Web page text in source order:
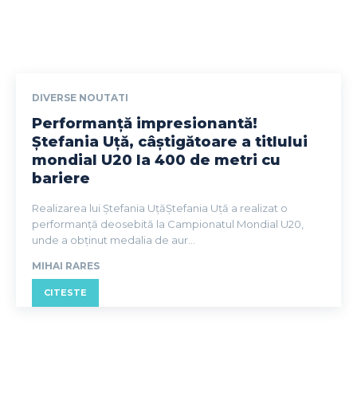
DIVERSE NOUTATI
Performanță impresionantă!
Ștefania Uță, câștigătoare a titlului
mondial U20 la 400 de metri cu
bariere
Realizarea lui Ștefania UțăȘtefania Uță a realizat o
performanță deosebită la Campionatul Mondial U20,
unde a obținut medalia de aur...
MIHAI RARES
CITESTE